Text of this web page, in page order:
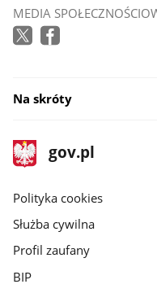
MEDIA
Na skróty
stopka
gov.pl
Strona
gov.pl
gov.pl
Polityka cookies
Służba cywilna
Profil zaufany
BIP